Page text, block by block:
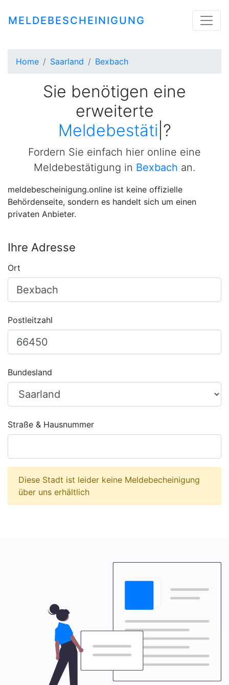
MELDEBESCHEINIGUNG
Home Saarland Bexbach
Sie benötigen eine
erweiterte
Meldebestätigung
Fordern Sie einfach hier online eine
Meldebestätigung in Bexbach an.
meldebescheinigung.online ist keine offizielle
Behördenseite, sondern es handelt sich um einen
privaten Anbieter.
Ihre Adresse
Ort
Postleitzahl
Bundesland
Straße & Hausnummer
Diese Stadt ist leider keine Meldebecheinigung
über uns erhältlich